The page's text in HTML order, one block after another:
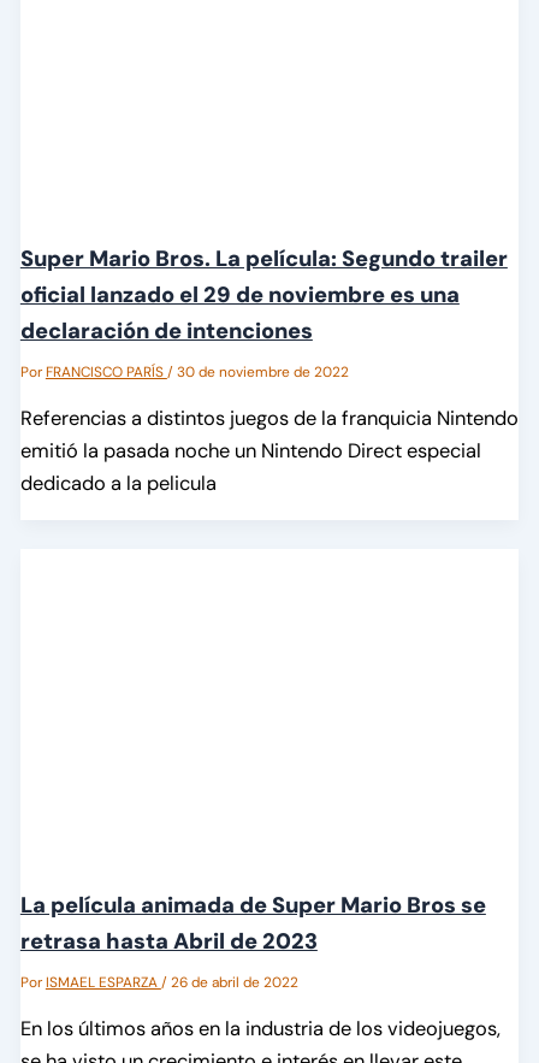
Super Mario Bros. La película: Segundo trailer
oficial lanzado el 29 de noviembre es una
declaración de intenciones
PorFRANCISCO PARÍS/30 de noviembre de 2022
Referencias a distintos juegos de la franquicia Nintendo
emitió la pasada noche un Nintendo Direct especial
dedicado a la pelicula
La película animada de Super Mario Bros se
retrasa hasta Abril de 2023
PorISMAEL ESPARZA/26 de abril de 2022
En los últimos años en la industria de los videojuegos,